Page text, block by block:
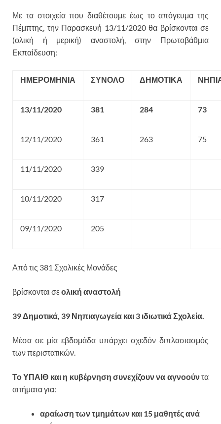
Με τα στοιχεία που διαθέτουμε έως το απόγευμα της
Πέμπτης, την Παρασκευή 13/11/2020 θα βρίσκονται σε
(ολική ή μερική) αναστολή, στην Πρωτοβάθμια
Εκπαίδευση:
ΗΜΕΡΟΜΗΝΙΑ ΣΥΝΟΛΟ ΔΗΜΟΤΙΚΑ
13/11/2020 381 284 73
12/11/2020 361 263 75
11/11/2020 339
10/11/2020 317
09/11/2020 205
Από τις 381 Σχολικές Μονάδες
βρίσκονται σεολική αναστολή
39 Δημοτικά, 39 Νηπιαγωγεία και 3 ιδιωτικά Σχολεία.
Μέσα σε μία εβδομάδα υπάρχει σχεδόν διπλασιασμός
των περιστατικών.
Το ΥΠΑΙΘ και η κυβέρνηση συνεχίζουν να αγνοούντα
αιτήματα για:
αραίωση των τμημάτων και 15 μαθητές ανά